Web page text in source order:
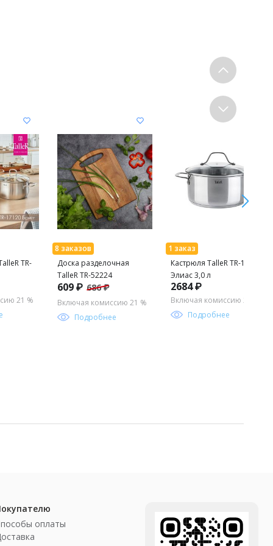
TR-
21 %
Доска разделочная
TalleR TR-52224
609 ₽ 686 ₽
Включая комиссию 21 %
Подробнее
Кастрюля TalleR TR-11083
Элиас 3,0 л
2684 ₽
Включая комиссию 21 %
Подробнее
оплаты